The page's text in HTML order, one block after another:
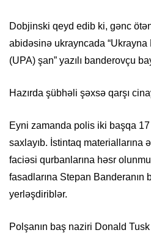
Dobjinski qeyd edib ki, gənc
abidəsinə ukrayncada “Ukrayna
(UPA) şan” yazılı banderovçu
Hazırda şübhəli şəxsə qarşı
Eyni zamanda polis iki başqa 17
saxlayıb. İstintaq materiallarına
faciəsi qurbanlarına həsr
fasadlarına Stepan Banderanın
yerləşdiriblər.
Polşanın baş naziri Donald